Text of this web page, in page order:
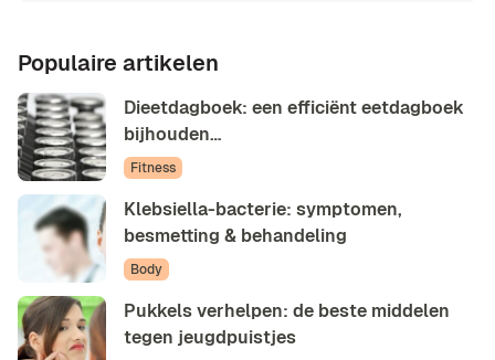
Populaire artikelen
Dieetdagboek: een efficiënt eetdagboek
bijhouden…
Fitness
Klebsiella-bacterie: symptomen,
besmetting & behandeling
Body
Pukkels verhelpen: de beste middelen
tegen jeugdpuistjes